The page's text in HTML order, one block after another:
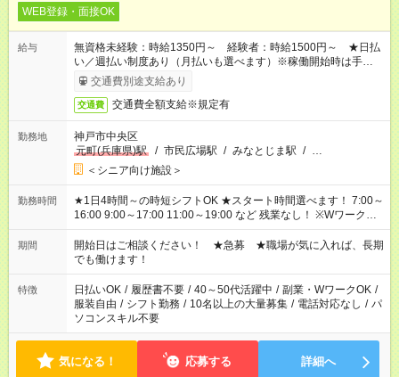
WEB登録・面接OK
給与
無資格未経験：時給1350円～ 経験者：時給1500円～ ★日払
い／週払い制度あり（月払いも選べます）※稼働開始時は手続き
完了次第のお支払いとなります。
交通費別途支給あり
交通費 交通費全額支給※規定有
勤務地
神戸市中央区
元町(兵庫県)駅
/ 市民広場駅 / みなとじま駅 / …
＜シニア向け施設＞
勤務時間
★1日4時間～の時短シフトOK ★スタート時間選べます！ 7:00～
16:00 9:00～17:00 11:00～19:00 など 残業なし！ ※Wワークの
場合、他のお仕事と合わせ週40時間超の就業はご案内できませ
ん ※法令に基づき、週20時間以上勤務は社会保険への加入対象
となります ※労働者派遣法（日雇い派遣の原則禁止）により、
短時間・短期間の就業はご案内が難しい場合があります
期間
開始日はご相談ください！ ★急募 ★職場が気に入れば、長期
でも働けます！
特徴 日払いOK / 履歴書不要 / 40～50代活躍中 / 副業・WワークOK /
服装自由 / シフト勤務 / 10名以上の大量募集 / 電話対応なし / パ
ソコンスキル不要
気になる！ 応募する 詳細へ